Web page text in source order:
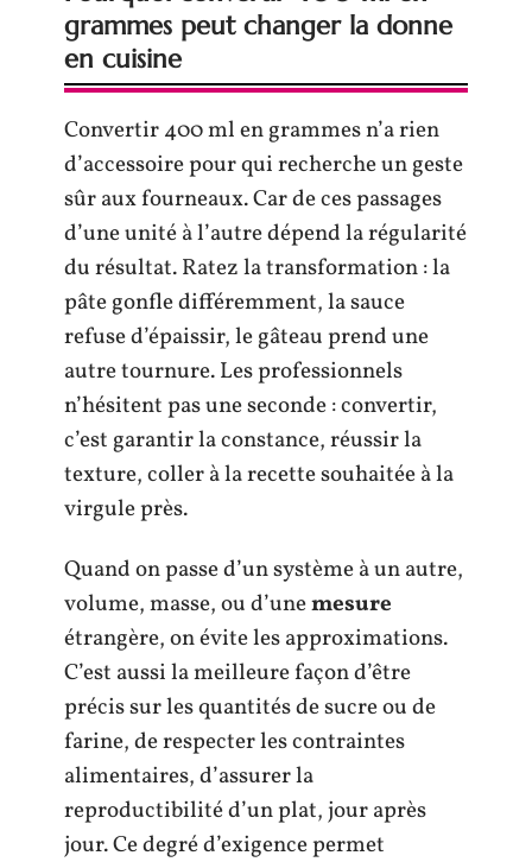
grammes peut changer la donne
en cuisine
Convertir 400 ml en grammes n’a rien
d’accessoire pour qui recherche un geste
sûr aux fourneaux. Car de ces passages
d’une unité à l’autre dépend la régularité
du résultat. Ratez la transformation : la
pâte gonfle différemment, la sauce
refuse d’épaissir, le gâteau prend une
autre tournure. Les professionnels
n’hésitent pas une seconde : convertir,
c’est garantir la constance, réussir la
texture, coller à la recette souhaitée à la
virgule près.
Quand on passe d’un système à un autre,
volume, masse, ou d’unemesure
étrangère, on évite les approximations.
C’est aussi la meilleure façon d’être
précis sur les quantités de sucre ou de
farine, de respecter les contraintes
alimentaires, d’assurer la
reproductibilité d’un plat, jour après
jour. Ce degré d’exigence permet